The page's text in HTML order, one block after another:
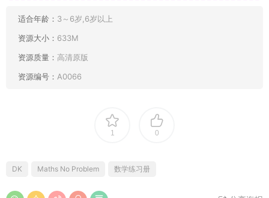
适合年龄： 3～6岁,6岁以上
资源大小： 633M
资源质量： 高清原版
资源编号： A0066
1 0
DK Maths No Problem 数学练习册